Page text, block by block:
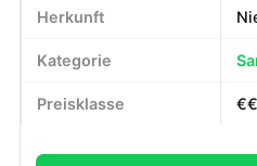
Herkunft
Kategorie
Preisklasse